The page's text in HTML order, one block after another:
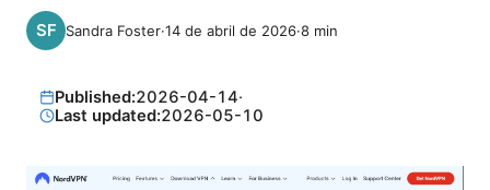
Sandra Foster·14 de abril de 2026·8 min
Published:2026-04-14·
Last updated:2026-05-10